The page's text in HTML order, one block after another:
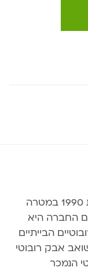
איירובוט נוסדה בבוסטון, ארה״ב בשנת 1990 במטרה
החברה היא
הבייתיים
אבק רובוטי
הנמכר